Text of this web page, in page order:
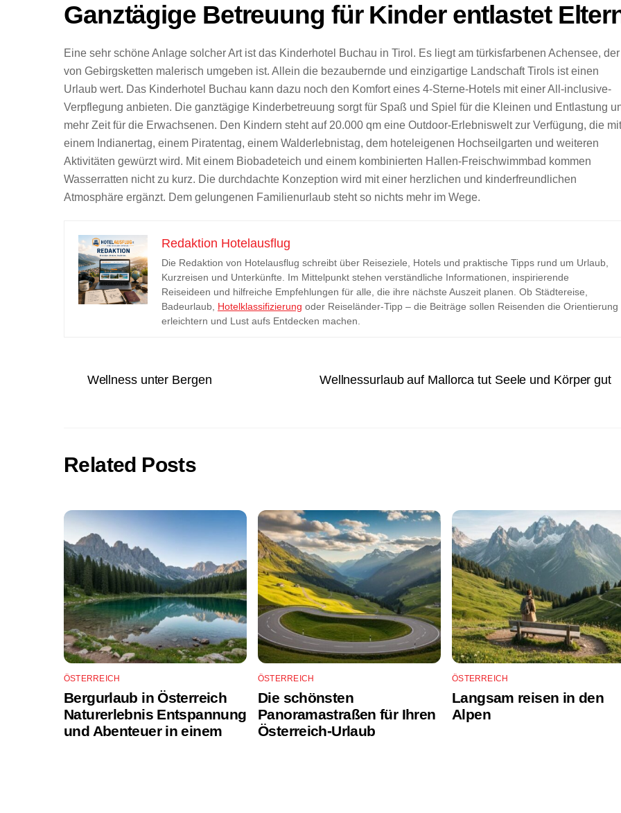
Ganztägige Betreuung für Kinder entlastet
Eine sehr schöne Anlage solcher Art ist das Kinderhotel Buchau in Tirol. Es liegt am türkisfarbenen Achensee, der
von Gebirgsketten malerisch umgeben ist. Allein die bezaubernde und einzigartige Landschaft Tirols ist einen
Urlaub wert. Das Kinderhotel Buchau kann dazu noch den Komfort eines 4-Sterne-Hotels mit einer All-inclusive-
Verpflegung anbieten. Die ganztägige Kinderbetreuung sorgt für Spaß und Spiel für die Kleinen und Entlastung
mehr Zeit für die Erwachsenen. Den Kindern steht auf 20.000 qm eine Outdoor-Erlebniswelt zur Verfügung, die mit
einem Indianertag, einem Piratentag, einem Walderlebnistag, dem hoteleigenen Hochseilgarten und weiteren
Aktivitäten gewürzt wird. Mit einem Biobadeteich und einem kombinierten Hallen-Freischwimmbad kommen
Wasserratten nicht zu kurz. Die durchdachte Konzeption wird mit einer herzlichen und kinderfreundlichen
Atmosphäre ergänzt. Dem gelungenen Familienurlaub steht so nichts mehr im Wege.
Redaktion Hotelausflug
Die Redaktion von Hotelausflug schreibt über Reiseziele, Hotels und praktische Tipps rund um Urlaub,
Kurzreisen und Unterkünfte. Im Mittelpunkt stehen verständliche Informationen, inspirierende
Reiseideen und hilfreiche Empfehlungen für alle, die ihre nächste Auszeit planen. Ob Städtereise,
Badeurlaub, Hotelklassifizierung oder Reiseländer-Tipp – die Beiträge sollen Reisenden die Orientierung
erleichtern und Lust aufs Entdecken machen.
Wellness unter Bergen Wellnessurlaub auf Mallorca tut Seele und Körper gut
Related Posts
ÖSTERREICH
Bergurlaub in Österreich
Naturerlebnis Entspannung
und Abenteuer in einem
ÖSTERREICH
Die schönsten
Panoramastraßen für Ihren
Österreich-Urlaub
ÖSTERREICH
Langsam reisen in den
Alpen